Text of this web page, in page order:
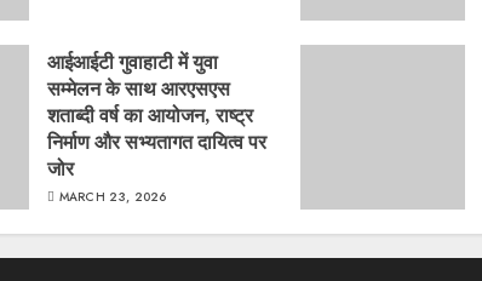
आईआईटी गुवाहाटी में युवा
सम्मेलन के साथ आरएसएस
शताब्दी वर्ष का आयोजन, राष्ट्र
निर्माण और सभ्यतागत दायित्व पर
जोर
MARCH 23, 2026